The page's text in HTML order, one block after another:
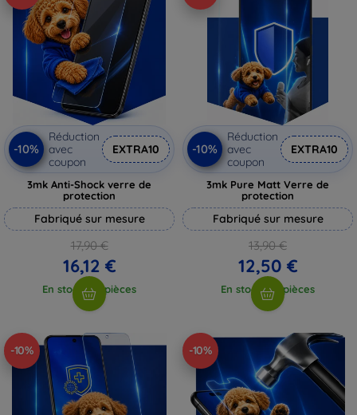
-10%
Réduction
avec
coupon
EXTRA10
3mk Anti-Shock verre de
protection
Fabriqué sur mesure
17,90 €
16,12 €
En stock > 5 pièces
-10%
Réduction
avec
coupon
EXTRA10
3mk Pure Matt Verre de
protection
Fabriqué sur mesure
13,90 €
12,50 €
En stock > 5 pièces
-10% -10%